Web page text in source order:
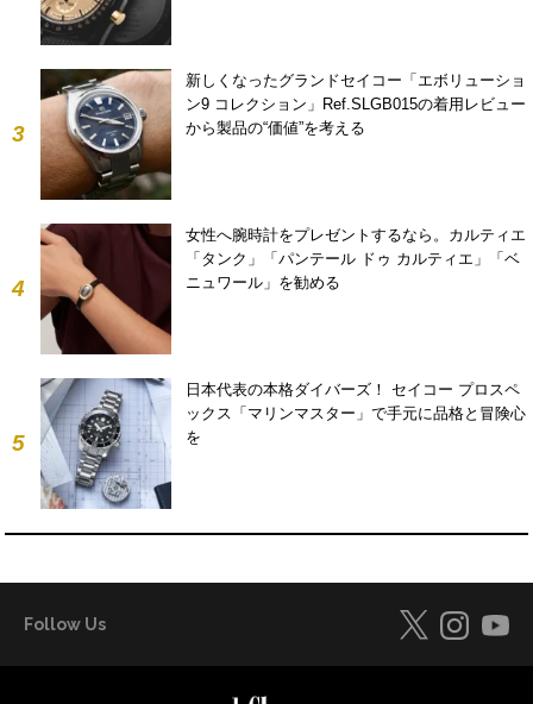
3
新しくなったグランドセイコー「エボリューショ
ン9 コレクション」Ref.SLGB015の着用レビュー
から製品の“価値”を考える
4
女性へ腕時計をプレゼントするなら。カルティエ
「タンク」「パンテール ドゥ カルティエ」「ベ
ニュワール」を勧める
5
日本代表の本格ダイバーズ！ セイコー プロスペ
ックス「マリンマスター」で手元に品格と冒険心
を
Follow Us